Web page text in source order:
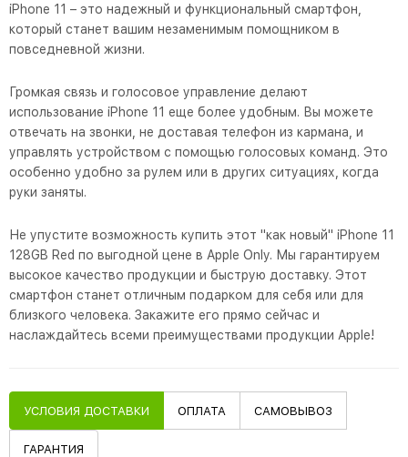
iPhone 11 – это надежный и функциональный смартфон,
который станет вашим незаменимым помощником в
повседневной жизни.
Громкая связь и голосовое управление делают
использование iPhone 11 еще более удобным. Вы можете
отвечать на звонки, не доставая телефон из кармана, и
управлять устройством с помощью голосовых команд. Это
особенно удобно за рулем или в других ситуациях, когда
руки заняты.
Не упустите возможность купить этот "как новый" iPhone 11
128GB Red по выгодной цене в Apple Only. Мы гарантируем
высокое качество продукции и быструю доставку. Этот
смартфон станет отличным подарком для себя или для
близкого человека. Закажите его прямо сейчас и
наслаждайтесь всеми преимуществами продукции Apple!
УСЛОВИЯ ДОСТАВКИ ОПЛАТА САМОВЫВОЗ
ГАРАНТИЯ